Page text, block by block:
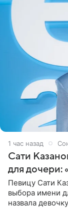
1 час назад
Сати
для дочери:
Певицу Сати
выбора имени
назвала